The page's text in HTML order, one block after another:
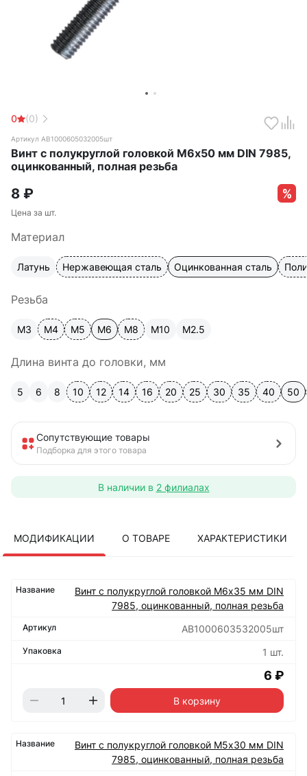
0 (0)
Артикул АВ1000605032005шт
Винт с полукруглой головкой М6х50 мм DIN 7985,
оцинкованный, полная резьба
8 ₽
Цена за шт.
Материал
Латунь Нержавеющая сталь Оцинкованная сталь
Резьба
М3 М4 М5 М6 М8 М10 М2.5
Длина винта до головки, мм
5 6 8 10 12 14 16 20 25 30 35 40 50
Сопутствующие товары
Подборка для этого товара
В наличии в 2 филиалах
МОДИФИКАЦИИ О ТОВАРЕ ХАРАКТЕРИСТИКИ
Винт с полукруглой головкой М6х35 мм DIN
7985, оцинкованный, полная резьба
АВ1000603532005шт
1 шт.
6 ₽
В корзину
Винт с полукруглой головкой М5х30 мм DIN
7985, оцинкованный, полная резьба